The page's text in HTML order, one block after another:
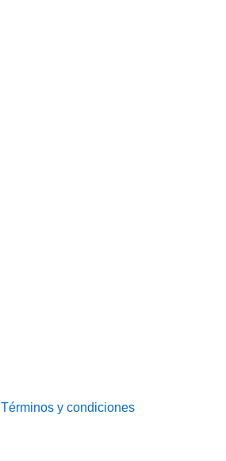
Términos y condiciones